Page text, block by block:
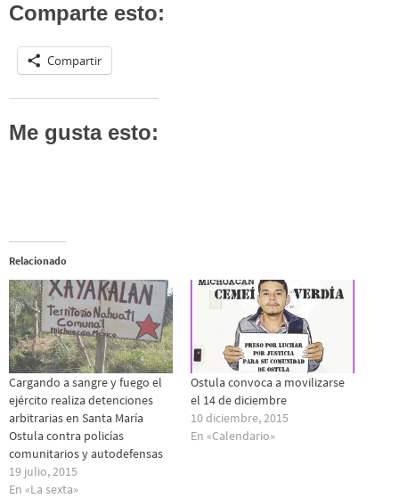
Comparte esto:
Compartir
Me gusta esto:
Relacionado
Cargando a sangre y fuego el
ejército realiza detenciones
arbitrarias en Santa María
Ostula contra policías
comunitarios y autodefensas
19 julio, 2015
En «La sexta»
Ostula convoca a movilizarse
el 14 de diciembre
10 diciembre, 2015
En «Calendario»